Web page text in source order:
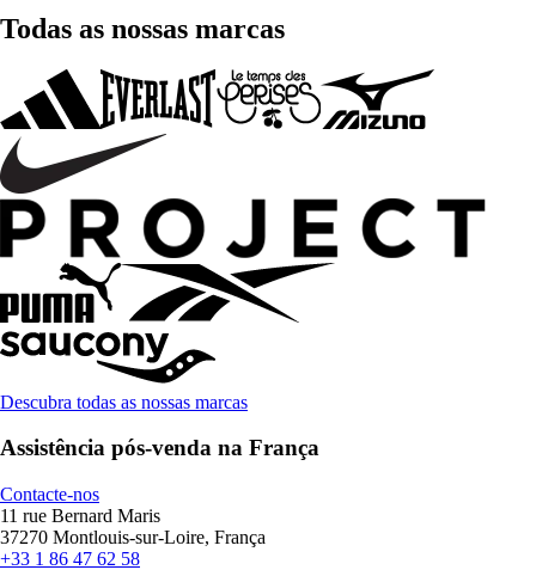
Todas as nossas marcas
Descubra todas as nossas marcas
Assistência pós-venda na França
Contacte-nos
11 rue Bernard Maris
37270 Montlouis-sur-Loire, França
+33 1 86 47 62 58